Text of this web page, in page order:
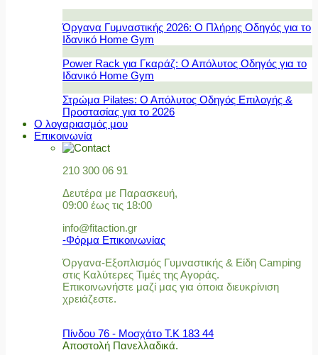
Όργανα Γυμναστικής 2026: Ο Πλήρης Οδηγός για το
Ιδανικό Home Gym
Power Rack για Γκαράζ: Ο Απόλυτος Οδηγός για το
Ιδανικό Home Gym
Στρώμα Pilates: Ο Απόλυτος Οδηγός Επιλογής &
Προστασίας για το 2026
Ο λογαριασμός μου
Επικοινωνία
210 300 06 91
Δευτέρα με Παρασκευή,
09:00 έως τις 18:00
info@fitaction.gr
-Φόρμα Επικοινωνίας
Όργανα-Εξοπλισμός Γυμναστικής & Είδη Camping
στις Καλύτερες Τιμές της Αγοράς.
Επικοινωνήστε μαζί μας για όποια διευκρίνιση
χρειάζεστε.
Πίνδου 76 - Μοσχάτο Τ.Κ 183 44
Αποστολή Πανελλαδικά.